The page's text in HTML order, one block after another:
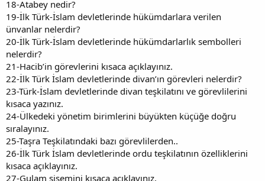
18-Atabey nedir?
19-İlk Türk-İslam devletlerinde hükümdarlara verilen
ünvanlar nelerdir?
20-İlk Türk-İslam devletlerinde hükümdarlarlık sembolleri
nelerdir?
21-Hacib’in görevlerini kısaca açıklayınız.
22-İlk Türk İslam devletlerinde divan’ın görevleri nelerdir?
23-Türk-İslam devletlerinde divan teşkilatını ve görevlilerini
kısaca yazınız.
24-Ülkedeki yönetim birimlerini büyükten küçüğe doğru
sıralayınız.
25-Taşra Teşkilatındaki bazı görevlilerden..
26-İlk Türk İslam devletlerinde ordu teşkilatının özelliklerini
kısaca açıklayınız.
27-Gulam sisemini kısaca açıklayınız.